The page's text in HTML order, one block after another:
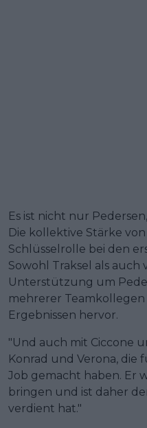
Es ist nicht nur
Die kollektive Stärke
Schlüsselrolle bei den
Sowohl Traksel als auch
Unterstützung um
mehrerer
Ergebnissen hervor.
"Und auch mit Ciccone
Konrad und Verona, die
Job gemacht haben. Er
bringen und ist daher
verdient hat."